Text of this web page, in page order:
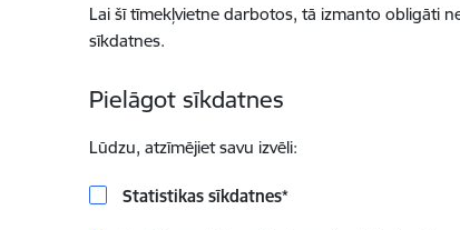
Lai šī tīmekļvietne darbotos, tā izmanto obligāti
sīkdatnes.
Pielāgot sīkdatnes
Lūdzu, atzīmējiet savu izvēli:
Statistikas sīkdatnes*